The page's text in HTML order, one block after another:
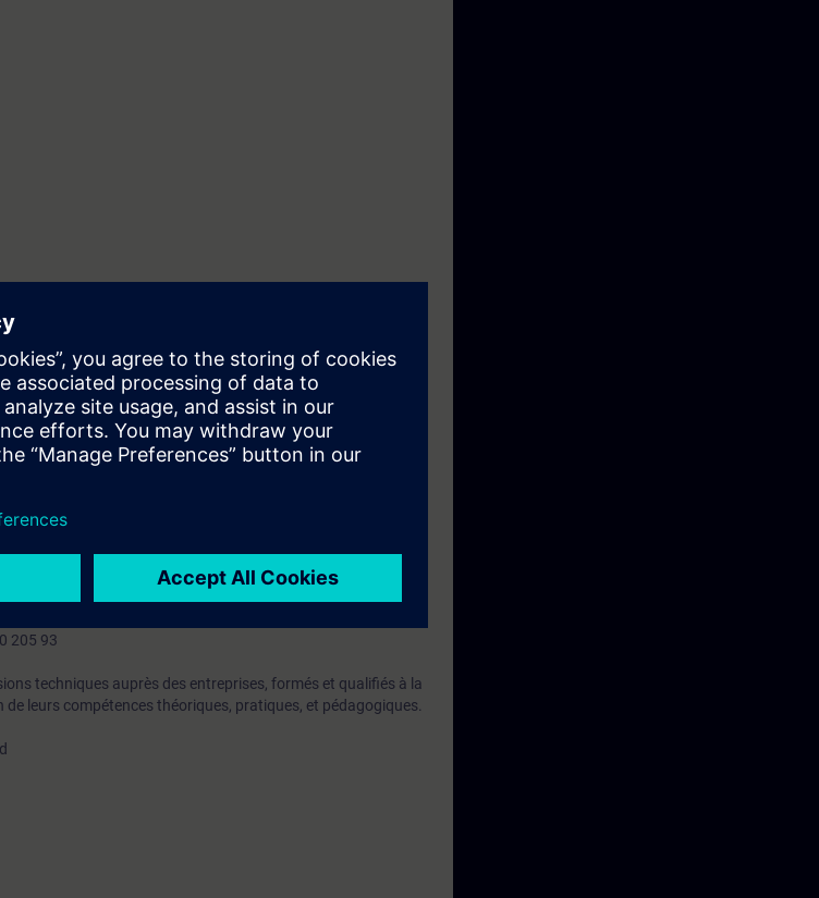
(MACHINE,PARAMETRE…)
MENU_FUNCTION)
MMC)
(à partir de V4.8)
de commande numérique
205 93
techniques auprès des entreprises, formés et qualifiés à la
leurs compétences théoriques, pratiques, et pédagogiques.